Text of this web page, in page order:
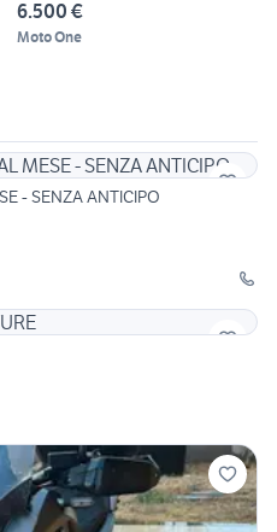
6.500 €
Moto One
- SENZA ANTICIPO